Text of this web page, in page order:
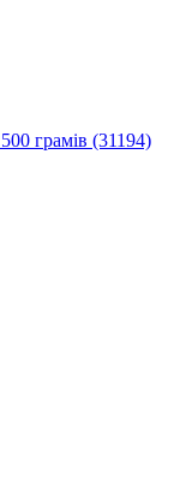
грамів (31194)